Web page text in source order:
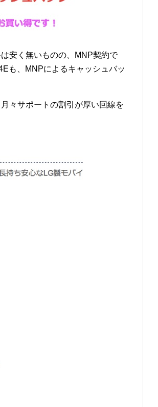
安く無いものの、MNP契約で
も、MNPによるキャッシュバッ
々サポートの割引が厚い回線を